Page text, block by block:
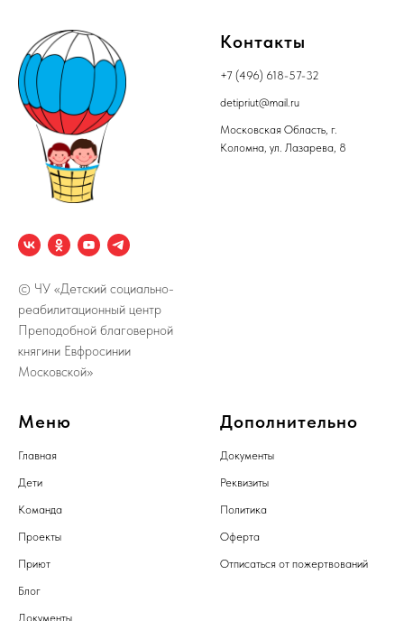
© ЧУ «Детский социально-
реабилитационный центр
Преподобной благоверной
княгини Евфросинии
Московской»
Контакты
+7 (496) 618-57-32
detipriut@mail.ru
Московская Область, г.
Коломна, ул. Лазарева, 8
Меню
Главная
Дети
Команда
Проекты
Приют
Блог
Документы
Дополнительно
Документы
Реквизиты
Политика
Оферта
Отписаться от пожертвований